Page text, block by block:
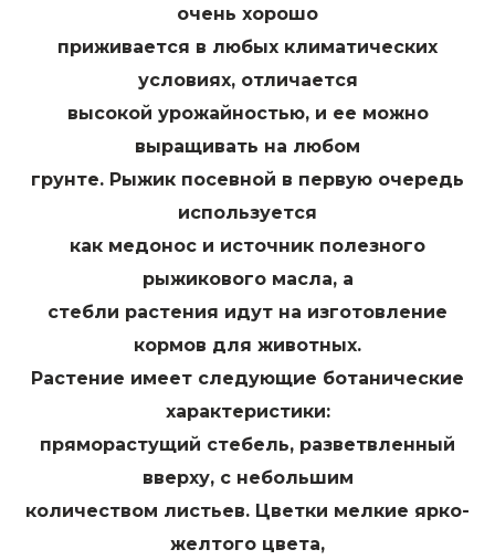
очень хорошо
приживается в любых климатических
условиях, отличается
высокой урожайностью, и ее можно
выращивать на любом
грунте. Рыжик посевной в первую очередь
используется
как медонос и источник полезного
рыжикового масла, а
стебли растения идут на изготовление
кормов для животных.
Растение имеет следующие ботанические
характеристики:
пряморастущий стебель, разветвленный
вверху, с небольшим
количеством листьев. Цветки мелкие ярко-
желтого цвета,